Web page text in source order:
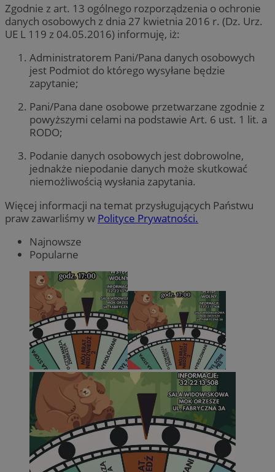
Zgodnie z art. 13 ogólnego rozporządzenia o ochronie
danych osobowych z dnia 27 kwietnia 2016 r. (Dz. Urz.
UE L 119 z 04.05.2016) informuję, iż:
Administratorem Pani/Pana danych osobowych
jest Podmiot do którego wysyłane będzie
zapytanie;
Pani/Pana dane osobowe przetwarzane zgodnie z
powyższymi celami na podstawie Art. 6 ust. 1 lit. a
RODO;
Podanie danych osobowych jest dobrowolne,
jednakże niepodanie danych może skutkować
niemożliwością wysłania zapytania.
Więcej informacji na temat przysługujących Państwu
praw zawarliśmy w Polityce Prywatności.
Najnowsze
Popularne